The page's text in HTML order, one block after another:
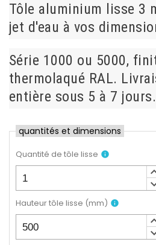
Tôle aluminium lisse 3
jet d'eau à vos
Série 1000 ou 5000,
thermolaqué RAL.
entière sous 5 à 7 jours.
quantités et dimensions
Quantité de tôle lisse info
Hauteur tôle lisse (mm) info